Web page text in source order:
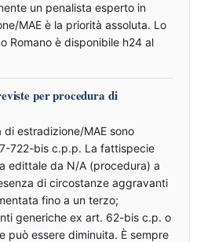
un penalista esperto in
MAE è la priorità assoluta. Lo
Romano è disponibile h24 al
per procedura di
estradizione/MAE sono
722-bis c.p.p. La fattispecie
edittale da N/A (procedura) a
di circostanze aggravanti
fino a un terzo;
generiche ex art. 62-bis c.p. o
può essere diminuita. È sempre